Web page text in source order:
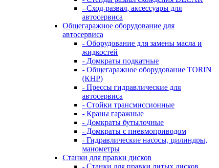
- Сход-развал, аксессуары для
автосервиса
Общегаражное оборудование для
автосервиса
- Оборудование для замены масла и
жидкостей
- Домкраты подкатные
- Общегаражное оборудование TORIN
(КНР)
- Прессы гидравлические для
автосервиса
- Стойки трансмиссионные
- Краны гаражные
- Домкраты бутылочные
- Домкраты с пневмоприводом
- Гидравлические насосы, цилиндры,
манометры
Станки для правки дисков
- Станки для правки литых дисков